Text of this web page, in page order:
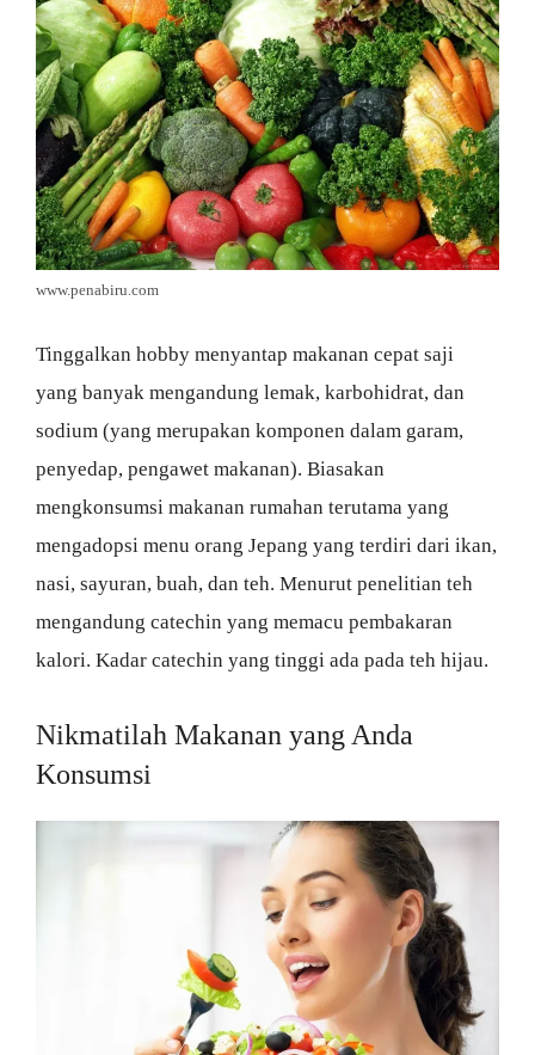
www.penabiru.com
Tinggalkan hobby menyantap makanan cepat saji
yang banyak mengandung lemak, karbohidrat, dan
sodium (yang merupakan komponen dalam garam,
penyedap, pengawet makanan). Biasakan
mengkonsumsi makanan rumahan terutama yang
mengadopsi menu orang Jepang yang terdiri dari ikan,
nasi, sayuran, buah, dan teh. Menurut penelitian teh
mengandung catechin yang memacu pembakaran
kalori. Kadar catechin yang tinggi ada pada teh hijau.
Nikmatilah Makanan yang Anda
Konsumsi